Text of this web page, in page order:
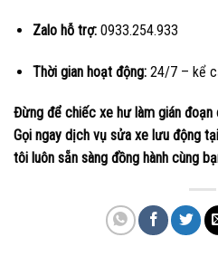
Zalo hỗ trợ:0933.254.933
Thời gian hoạt động:24/7 – kể
Đừng để chiếc xe hư làm gián
Gọi ngay dịch vụ sửa xe lưu động
tôi luôn sẵn sàng đồng hành cùng